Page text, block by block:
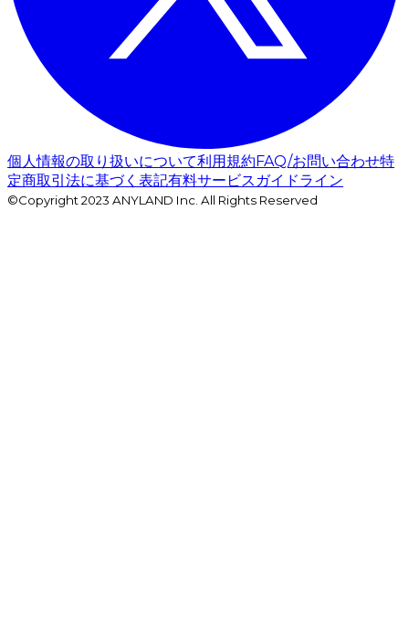
個人情報の取り扱いについて利用規約FAQ/お問い合わせ特
定商取引法に基づく表記有料サービスガイドライン
©Copyright 2023 ANYLAND Inc. All Rights Reserved